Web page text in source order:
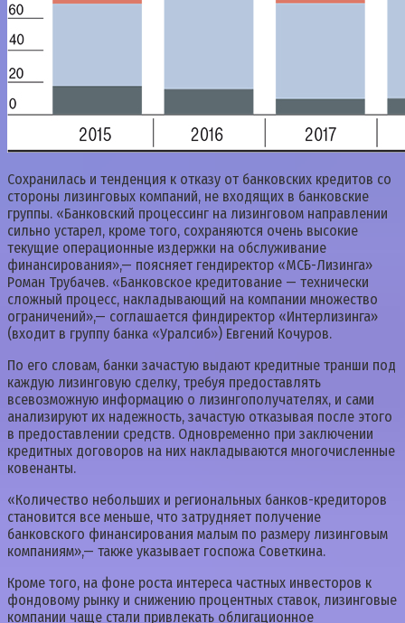
Сохранилась и тенденция к отказу от банковских кредитов со
стороны лизинговых компаний, не входящих в банковские
группы. «Банковский процессинг на лизинговом направлении
сильно устарел, кроме того, сохраняются очень высокие
текущие операционные издержки на обслуживание
финансирования»,— поясняет гендиректор «МСБ-Лизинга»
Роман Трубачев. «Банковское кредитование — технически
сложный процесс, накладывающий на компании множество
ограничений»,— соглашается финдиректор «Интерлизинга»
(входит в группу банка «Уралсиб») Евгений Кочуров.
По его словам, банки зачастую выдают кредитные транши под
каждую лизинговую сделку, требуя предоставлять
всевозможную информацию о лизингополучателях, и сами
анализируют их надежность, зачастую отказывая после этого
в предоставлении средств. Одновременно при заключении
кредитных договоров на них накладываются многочисленные
ковенанты.
«Количество небольших и региональных банков-кредиторов
становится все меньше, что затрудняет получение
банковского финансирования малым по размеру лизинговым
компаниям»,— также указывает госпожа Советкина.
Кроме того, на фоне роста интереса частных инвесторов к
фондовому рынку и снижению процентных ставок, лизинговые
компании чаще стали привлекать облигационное